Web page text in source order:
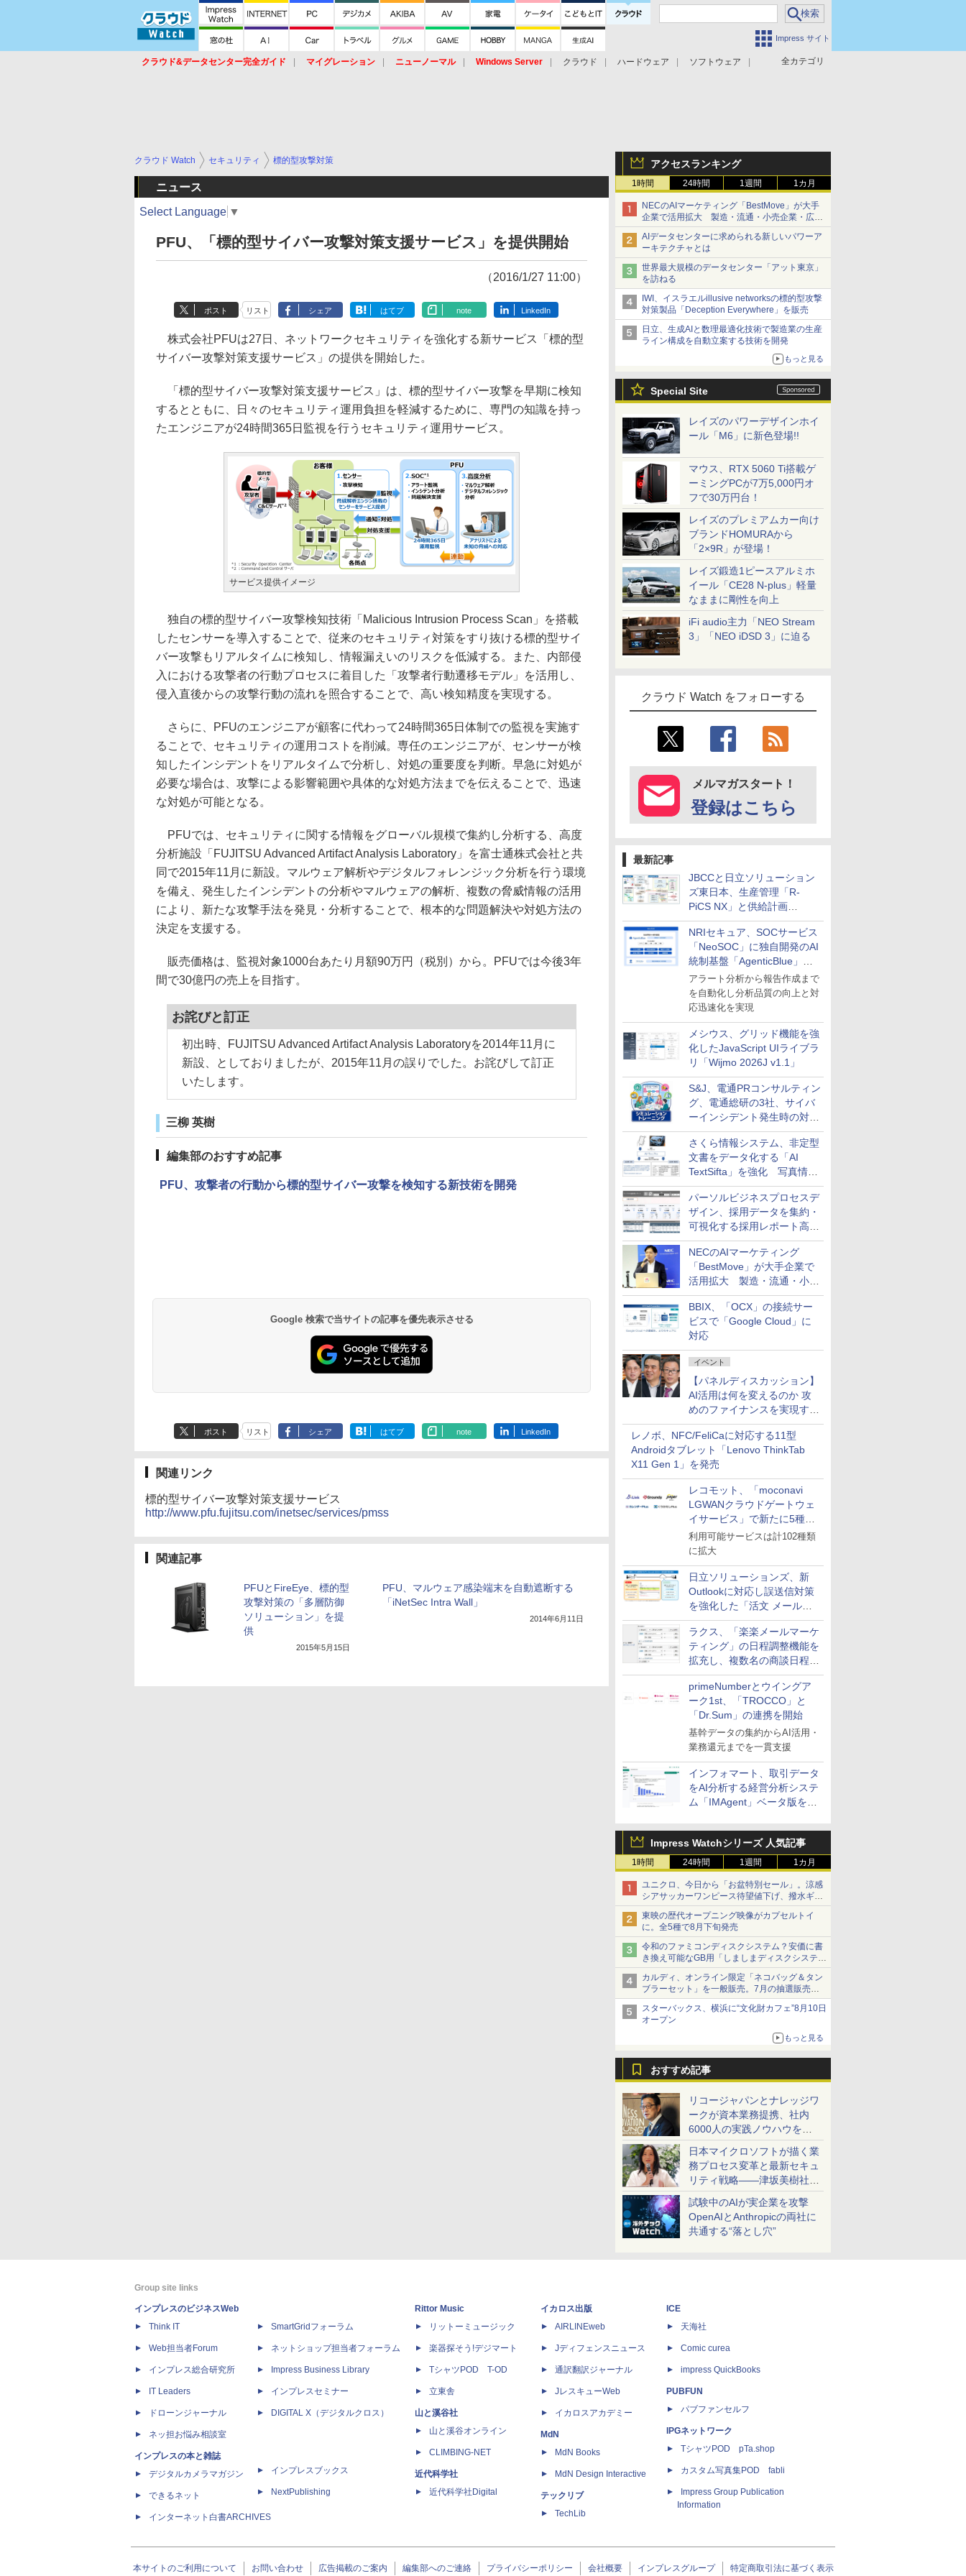
Impress サイト
全カテゴリ
クラウド&データセンター完全ガイド マイグレーション ニューノーマル Windows Server クラウド ハードウェア
ソフトウェア
アクセスランキング
1時間 24時間 1週間 1カ月
NECのAIマーケティング「BestMove」が大手
企業で活用拡大 製造・流通・小売企業・広告
代理店などが実装フェーズへ
AIデータセンターに求められる新しいパワーア
ーキテクチャとは
世界最大規模のデータセンター「アット東京」
を訪ねる
IWI、イスラエルillusive networksの標的型攻撃
対策製品「Deception Everywhere」を販売
日立、生成AIと数理最適化技術で製造業の生産
ライン構成を自動立案する技術を開発
もっと見る
Special Site
レイズのパワーデザインホイ
ール「M6」に新色登場!!
マウス、RTX 5060 Ti搭載ゲ
ーミングPCが7万5,000円オ
フで30万円台！
レイズのプレミアムカー向け
ブランドHOMURAから
「2×9R」が登場！
レイズ鍛造1ピースアルミホ
イール「CE28 N-plus」軽量
なままに剛性を向上
iFi audio主力「NEO Stream
3」「NEO iDSD 3」に迫る
クラウド Watch をフォローする
メルマガスタート！
登録はこちら
最新記事
JBCCと日立ソリューション
ズ東日本、生産管理「R-
PiCS NX」と供給計画
「scSQUARE ISP」の連携サ
ービスを提供開始
NRIセキュア、SOCサービス
「NeoSOC」に独自開発のAI
統制基盤「AgenticBlue」を
導入
アラート分析から報告作成まで
を自動化し分析品質の向上と対
応迅速化を実現
メシウス、グリッド機能を強
化したJavaScript UIライブラ
リ「Wijmo 2026J v1.1」
S&J、電通PRコンサルティン
グ、電通総研の3社、サイバ
ーインシデント発生時の対応
と危機管理広報を一体的に訓
練するプログラムを提供
さくら情報システム、非定型
文書をデータ化する「AI
TextSifta」を強化 写真情報
のデータ化などに対応
パーソルビジネスプロセスデ
ザイン、採用データを集約・
可視化する採用レポート高速
化サービスを提供
NECのAIマーケティング
「BestMove」が大手企業で
活用拡大 製造・流通・小売
企業・広告代理店などが実装
フェーズへ
BBIX、「OCX」の接続サー
ビスで「Google Cloud」に
対応
イベント
【パネルディスカッション】
AI活用は何を変えるのか 攻
めのファイナンスを実現する
業務設計とマインドセット変
革
レノボ、NFC/FeliCaに対応する11型
Androidタブレット「Lenovo ThinkTab
X11 Gen 1」を発売
レコモット、「moconavi
LGWANクラウドゲートウェ
イサービス」で新たに5種類
のサービスと連携開始
利用可能サービスは計102種類
に拡大
日立ソリューションズ、新
Outlookに対応し誤送信対策
を強化した「活文 メール誤
送信防止アドインサービス」
を提供
ラクス、「楽楽メールマーケ
ティング」の日程調整機能を
拡充し、複数名の商談日程調
整を効率化
primeNumberとウイングア
ーク1st、「TROCCO」と
「Dr.Sum」の連携を開始
基幹データの集約からAI活用・
業務還元までを一貫支援
インフォマート、取引データ
をAI分析する経営分析システ
ム「IMAgent」ベータ版を提
Impress Watchシリーズ 人気記事
1時間 24時間 1週間 1カ月
ユニクロ、今日から「お盆特別セール」。涼感
シアサッカーワンピース待望値下げ、撥水ギア
ショーツは1990円に
東映の歴代オープニング映像がカプセルトイ
に。全5種で8月下旬発売
令和のファミコンディスクシステム？安価に書
き換え可能なGB用「しましまディスクシステ
ム」
カルディ、オンライン限定「ネコバッグ＆タン
ブラーセット」を一般販売。7月の抽選販売の
当選無効分
スターバックス、横浜に“文化財カフェ”8月10日
オープン
もっと見る
おすすめ記事
リコージャパンとナレッジワ
ークが資本業務提携、社内
6000人の実践ノウハウを生
かした「AI商談記録 for
RICOH」を展開へ
日本マイクロソフトが描く業
務プロセス変革と最新セキュ
リティ戦略――津坂美樹社長
が2027年度戦略を説明
試験中のAIが実企業を攻撃
OpenAIとAnthropicの両社に
共通する“落とし穴”
クラウド Watch セキュリティ 標的型攻撃対策
ニュース
Select Language ▼
PFU、「標的型サイバー攻撃対策支援サービス」を提供開始
（2016/1/27 11:00）
ポスト リスト シェア はてブ note LinkedIn
株式会社PFUは27日、ネットワークセキュリティを強化する新サービス「標的型
サイバー攻撃対策支援サービス」の提供を開始した。
「標的型サイバー攻撃対策支援サービス」は、標的型サイバー攻撃を早期に検知
するとともに、日々のセキュリティ運用負担を軽減するために、専門の知識を持っ
たエンジニアが24時間365日監視を行うセキュリティ運用サービス。
サービス提供イメージ
独自の標的型サイバー攻撃検知技術「Malicious Intrusion Process Scan」を搭載
したセンサーを導入することで、従来のセキュリティ対策をすり抜ける標的型サイ
バー攻撃もリアルタイムに検知し、情報漏えいのリスクを低減する。また、内部侵
入における攻撃者の行動プロセスに着目した「攻撃者行動遷移モデル」を活用し、
侵入直後からの攻撃行動の流れを照合することで、高い検知精度を実現する。
さらに、PFUのエンジニアが顧客に代わって24時間365日体制での監視を実施す
ることで、セキュリティの運用コストを削減。専任のエンジニアが、センサーが検
知したインシデントをリアルタイムで分析し、対処の重要度を判断。早急に対処が
必要な場合は、攻撃による影響範囲や具体的な対処方法までを伝えることで、迅速
な対処が可能となる。
PFUでは、セキュリティに関する情報をグローバル規模で集約し分析する、高度
分析施設「FUJITSU Advanced Artifact Analysis Laboratory」を富士通株式会社と共
同で2015年11月に新設。マルウェア解析やデジタルフォレンジック分析を行う環境
を備え、発生したインシデントの分析やマルウェアの解析、複数の脅威情報の活用
により、新たな攻撃手法を発見・分析することで、根本的な問題解決や対処方法の
決定を支援する。
販売価格は、監視対象1000台あたり月額90万円（税別）から。PFUでは今後3年
間で30億円の売上を目指す。
お詫びと訂正
初出時、FUJITSU Advanced Artifact Analysis Laboratoryを2014年11月に
新設、としておりましたが、2015年11月の誤りでした。お詫びして訂正
いたします。
三柳 英樹
編集部のおすすめ記事
PFU、攻撃者の行動から標的型サイバー攻撃を検知する新技術を開発
Google 検索で当サイトの記事を優先表示させる
ポスト リスト シェア はてブ note LinkedIn
関連リンク
標的型サイバー攻撃対策支援サービス
http://www.pfu.fujitsu.com/inetsec/services/pmss
関連記事
PFUとFireEye、標的型
攻撃対策の「多層防御
ソリューション」を提
供
2015年5月15日
PFU、マルウェア感染端末を自動遮断する
「iNetSec Intra Wall」
2014年6月11日
Group site links
インプレスのビジネスWeb
Think IT
Web担当者Forum
インプレス総合研究所
IT Leaders
ドローンジャーナル
ネッ担お悩み相談室
インプレスの本と雑誌
デジタルカメラマガジン
できるネット
インターネット白書ARCHIVES
SmartGridフォーラム
ネットショップ担当者フォーラム
Impress Business Library
インプレスセミナー
DIGITAL X（デジタルクロス）
インプレスブックス
NextPublishing
Rittor Music
リットーミュージック
楽器探そう!デジマート
TシャツPOD T-OD
立東舎
山と溪谷社
山と溪谷オンライン
CLIMBING-NET
近代科学社
近代科学社Digital
イカロス出版
AIRLINEweb
Jディフェンスニュース
通訳翻訳ジャーナル
JレスキューWeb
イカロスアカデミー
MdN
MdN Books
MdN Design Interactive
テックリブ
TechLib
ICE
天海社
Comic curea
impress QuickBooks
PUBFUN
パブファンセルフ
IPGネットワーク
TシャツPOD pTa.shop
カスタム写真集POD fabli
Impress Group Publication
Information
本サイトのご利用について お問い合わせ 広告掲載のご案内 編集部へのご連絡 プライバシーポリシー 会社概要 インプレスグループ 特定商取引法に基づく表示